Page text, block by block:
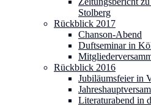
Stolberg
Rückblick 2017
Chanson-Abend
Duftseminar in
Rückblick 2016
Jubiläumsfeier in
Literaturabend in